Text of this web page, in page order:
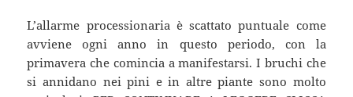
L’allarme processionaria è scattato puntuale come
avviene ogni anno in questo periodo, con la
primavera che comincia a manifestarsi. I bruchi che
si annidano nei pini e in altre piante sono molto